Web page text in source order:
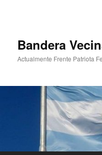
Bandera
Actualmente Frente Patriota